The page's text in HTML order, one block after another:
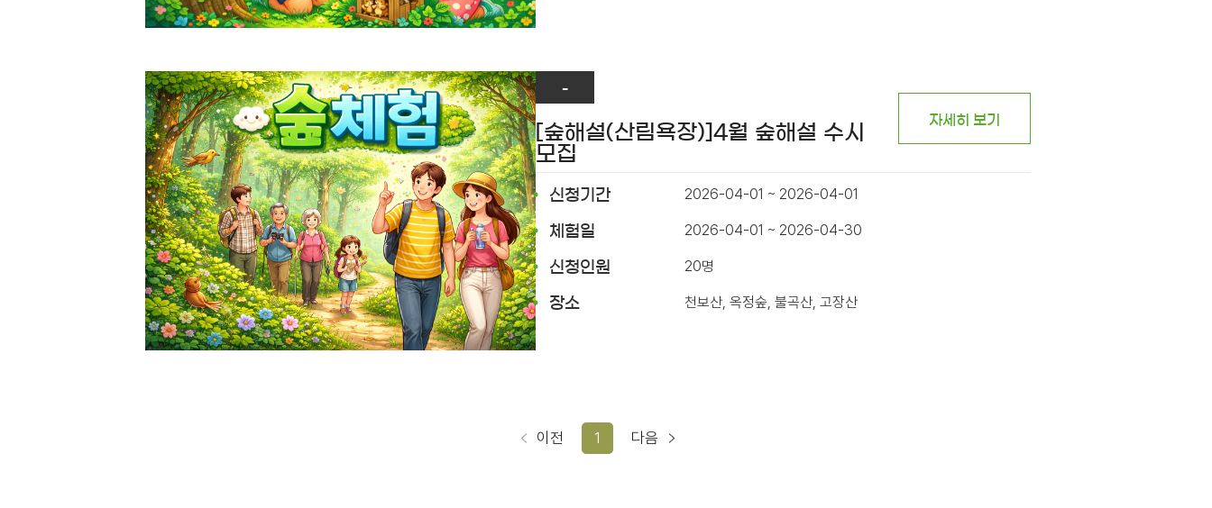
-
[숲해설(산림욕장)]4월 숲해설 수시
모집
자세히 보기
신청기간 2026-04-01 ~ 2026-04-01
체험일 2026-04-01 ~ 2026-04-30
신청인원 20명
장소 천보산, 옥정숲, 불곡산, 고장산
이전 1 다음